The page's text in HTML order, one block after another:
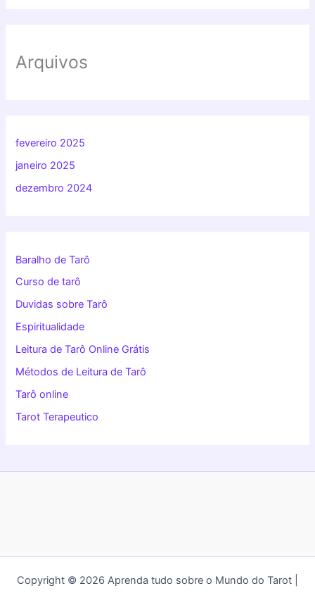
Arquivos
fevereiro 2025
janeiro 2025
dezembro 2024
Baralho de Tarô
Curso de tarô
Duvidas sobre Tarô
Espiritualidade
Leitura de Tarô Online Grátis
Métodos de Leitura de Tarô
Tarô online
Tarot Terapeutico
Copyright © 2026 Aprenda tudo sobre o Mundo do Tarot |